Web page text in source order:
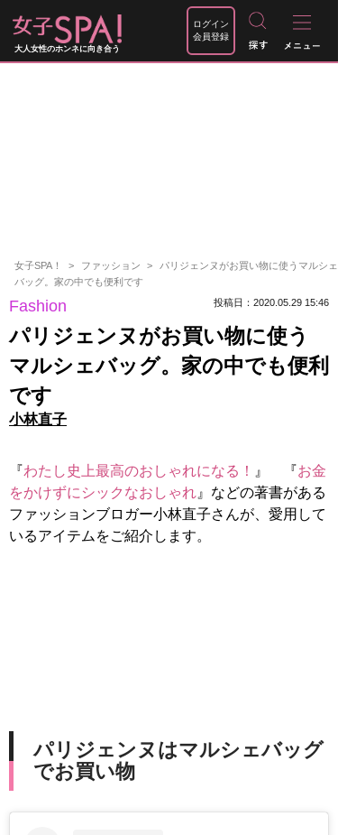
大人女性のホンネに向き合う
ログイン
会員登録
女子SPA！ ファッション
パリジェンヌがお買い物に使うマルシェ
バッグ。家の中でも便利です
Fashion 投稿日：2020.05.29 15:46
パリジェンヌがお買い物に使う
マルシェバッグ。家の中でも便利
です
小林直子
『わたし史上最高のおしゃれになる！ 』 『お金
をかけずにシックなおしゃれ 』などの著書がある
ファッションブロガー小林直子さんが、愛用して
いるアイテムをご紹介します。
パリジェンヌはマルシェバッグ
でお買い物